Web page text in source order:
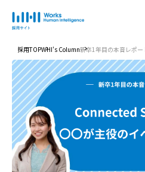
採用TOPWHI's Column新卒1年目の本音レポ